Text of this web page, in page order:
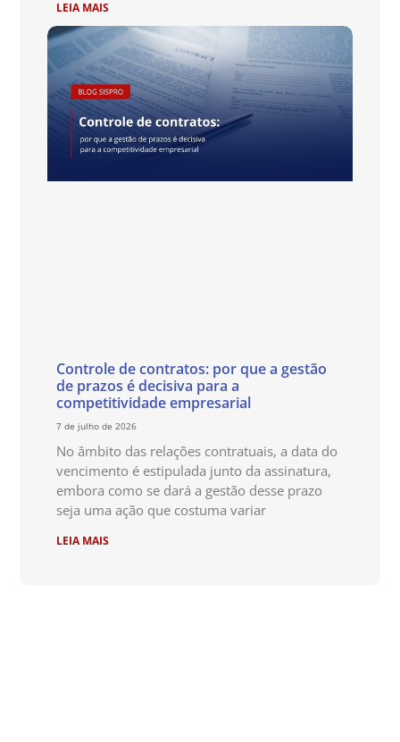
LEIA MAIS
Controle de contratos: por que a gestão
de prazos é decisiva para a
competitividade empresarial
7 de julho de 2026
No âmbito das relações contratuais, a data do
vencimento é estipulada junto da assinatura,
embora como se dará a gestão desse prazo
seja uma ação que costuma variar
LEIA MAIS